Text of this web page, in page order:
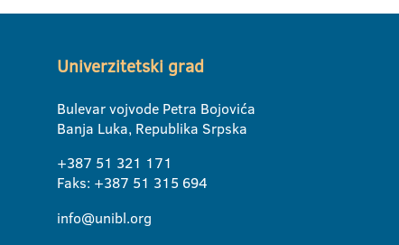
Univerzitetski grad
Bulevar vojvode Petra Bojovića
Banja Luka, Republika Srpska
+387 51 321 171
Faks: +387 51 315 694
info@unibl.org